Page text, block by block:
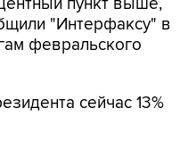
"Интерфаксу" в
февральского
сейчас 13%